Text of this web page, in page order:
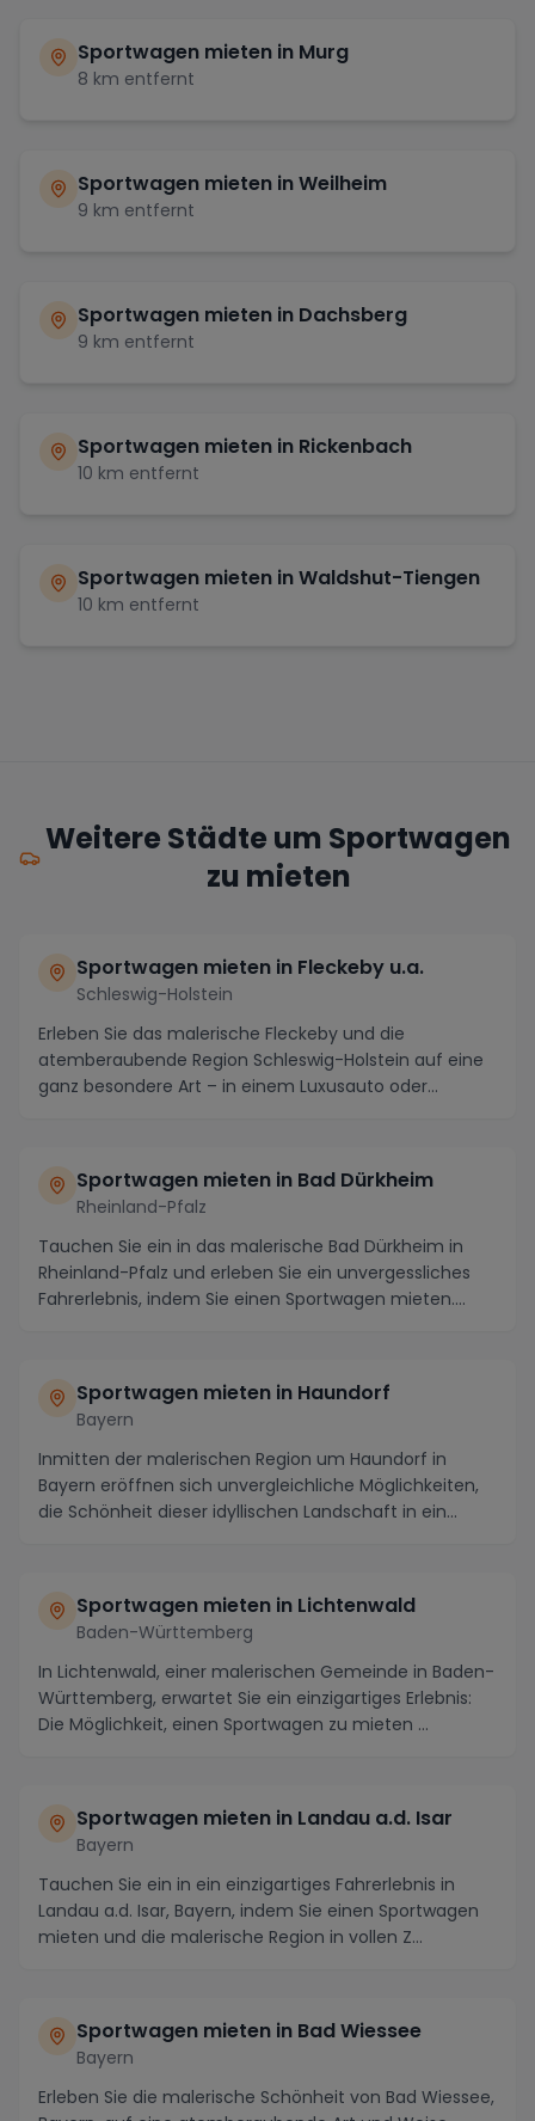
Sportwagen mieten in Murg
8 km entfernt
Sportwagen mieten inWeilheim
9 km entfernt
Sportwagen mieten in Dachsberg
9 km entfernt
Sportwagen mieten in Rickenbach
10 km entfernt
Sportwagen mieten inWaldshut-Tiengen
10 km entfernt
Weitere Städte um Sportwagen
zu mieten
Sportwagen mieten in Fleckeby u.a.
Schleswig-Holstein
Erleben Sie das malerische Fleckeby und die
atemberaubende Region Schleswig-Holstein auf eine
ganz besondere Art – in einem Luxusauto oder
Sportwagen mieten in Bad Dürkheim
Rheinland-Pfalz
Tauchen Sie ein in das malerische Bad Dürkheim in
Rheinland-Pfalz und erleben Sie ein unvergessliches
Fahrerlebnis, indem Sie einen Sportwagen mieten....
Sportwagen mieten in Haundorf
Bayern
Inmitten der malerischen Region um Haundorf in
Bayern eröffnen sich unvergleichliche Möglichkeiten,
die Schönheit dieser idyllischen Landschaft in ein...
Sportwagen mieten in Lichtenwald
Baden-Württemberg
In Lichtenwald, einer malerischen Gemeinde in Baden-
Württemberg, erwartet Sie ein einzigartiges Erlebnis:
Die Möglichkeit, einen Sportwagen zu mieten ...
Sportwagen mieten in Landau a.d. Isar
Bayern
Tauchen Sie ein in ein einzigartiges Fahrerlebnis in
Landau a.d. Isar, Bayern, indem Sie einen Sportwagen
mieten und die malerische Region in vollen Z...
Sportwagen mieten in Bad Wiessee
Bayern
Erleben Sie die malerische Schönheit von Bad Wiessee,